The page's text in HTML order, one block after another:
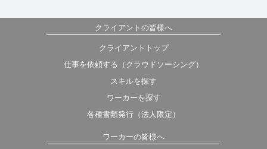
クライアントの皆様へ
クライアントトップ
仕事を依頼する（クラウドソーシング）
スキルを探す
ワーカーを探す
各種書類発行（法人限定）
ワーカーの皆様へ